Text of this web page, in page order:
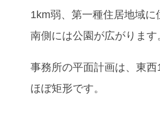
1km弱、第一種住居地域
南側には公園が広がります
事務所の平面計画は、東
ほぼ矩形です。